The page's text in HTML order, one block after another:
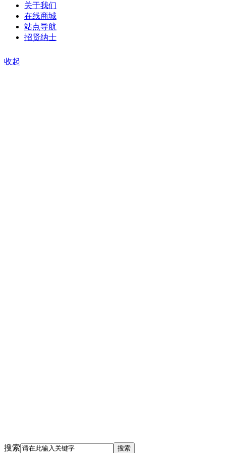
关于我们
在线商城
站点导航
招贤纳士
收起
搜索